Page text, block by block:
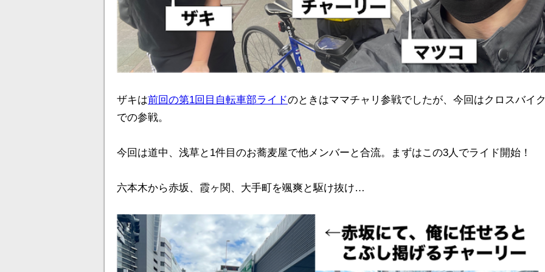
ザキは前回の第1回目自転車部ライドのときはママチャリ参戦でしたが、今回はクロスバイ
での参戦。
今回は道中、浅草と1件目のお蕎麦屋で他メンバーと合流。まずはこの3人でライド開始！
六本木から赤坂、霞ヶ関、大手町を颯爽と駆け抜け…